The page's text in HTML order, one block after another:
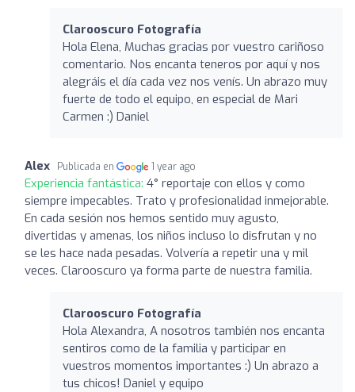
Clarooscuro Fotografía
Hola Elena, Muchas gracias por vuestro cariñoso
comentario. Nos encanta teneros por aquí y nos
alegráis el día cada vez nos venís. Un abrazo muy
fuerte de todo el equipo, en especial de Mari
Carmen :) Daniel
Alex Publicada en 1 year ago
Experiencia fantástica: 4° reportaje con ellos y como
siempre impecables. Trato y profesionalidad inmejorable.
En cada sesión nos hemos sentido muy agusto,
divertidas y amenas, los niños incluso lo disfrutan y no
se les hace nada pesadas. Volvería a repetir una y mil
veces. Clarooscuro ya forma parte de nuestra familia.
Clarooscuro Fotografía
Hola Alexandra, A nosotros también nos encanta
sentiros como de la familia y participar en
vuestros momentos importantes :) Un abrazo a
tus chicos! Daniel y equipo